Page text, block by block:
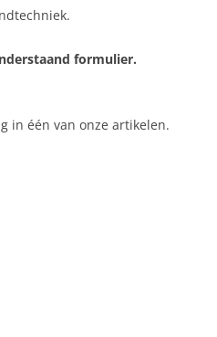
formulier.
in één van onze artikelen.